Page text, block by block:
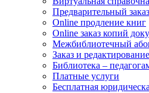
Предварительный
Online продление книг
Online заказ копий
Межбиблиотечный
Заказ и
Библиотека –
Платные услуги
Бесплатная